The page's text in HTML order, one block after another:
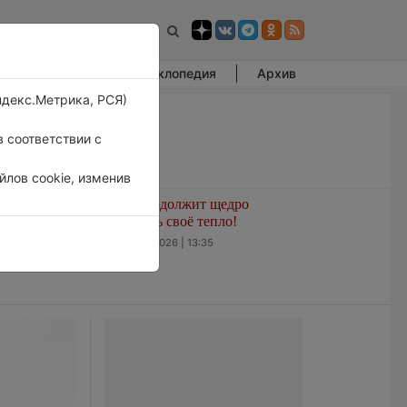
Энциклопедия Архив
выпадал
Лето продолжит щедро
раздавать своё тепло!
5 августа 2026 | 13:35
РСЯ)
с
cookie, изменив